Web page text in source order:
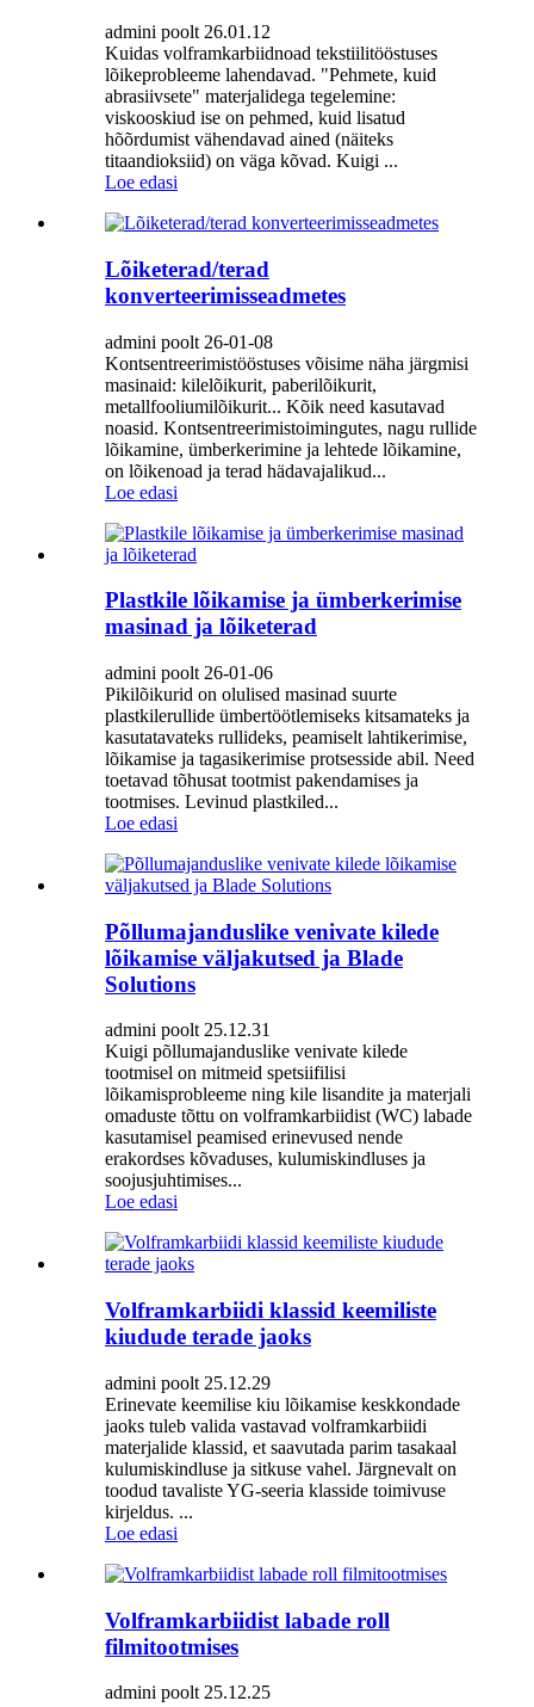
admini poolt 26.01.12
Kuidas volframkarbiidnoad tekstiilitööstuses
lõikeprobleeme lahendavad. "Pehmete, kuid
abrasiivsete" materjalidega tegelemine:
viskooskiud ise on pehmed, kuid lisatud
hõõrdumist vähendavad ained (näiteks
titaandioksiid) on väga kõvad. Kuigi ...
Loe edasi
Lõiketerad/terad
konverteerimisseadmetes
admini poolt 26-01-08
Kontsentreerimistööstuses võisime näha järgmisi
masinaid: kilelõikurit, paberilõikurit,
metallfooliumilõikurit... Kõik need kasutavad
noasid. Kontsentreerimistoimingutes, nagu rullide
lõikamine, ümberkerimine ja lehtede lõikamine,
on lõikenoad ja terad hädavajalikud...
Loe edasi
Plastkile lõikamise ja ümberkerimise
masinad ja lõiketerad
admini poolt 26-01-06
Pikilõikurid on olulised masinad suurte
plastkilerullide ümbertöötlemiseks kitsamateks ja
kasutatavateks rullideks, peamiselt lahtikerimise,
lõikamise ja tagasikerimise protsesside abil. Need
toetavad tõhusat tootmist pakendamises ja
tootmises. Levinud plastkiled...
Loe edasi
Põllumajanduslike venivate kilede
lõikamise väljakutsed ja Blade
Solutions
admini poolt 25.12.31
Kuigi põllumajanduslike venivate kilede
tootmisel on mitmeid spetsiifilisi
lõikamisprobleeme ning kile lisandite ja materjali
omaduste tõttu on volframkarbiidist (WC) labade
kasutamisel peamised erinevused nende
erakordses kõvaduses, kulumiskindluses ja
soojusjuhtimises...
Loe edasi
Volframkarbiidi klassid keemiliste
kiudude terade jaoks
admini poolt 25.12.29
Erinevate keemilise kiu lõikamise keskkondade
jaoks tuleb valida vastavad volframkarbiidi
materjalide klassid, et saavutada parim tasakaal
kulumiskindluse ja sitkuse vahel. Järgnevalt on
toodud tavaliste YG-seeria klasside toimivuse
kirjeldus. ...
Loe edasi
Volframkarbiidist labade roll
filmitootmises
admini poolt 25.12.25